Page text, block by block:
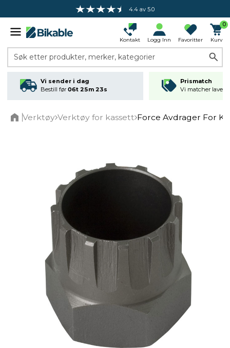
4.4 av 5.0
Kontakt Logg Inn Favoritter
0
Kurv
Søk etter produkter, merker, kategorier
Vi sender i dag
Bestill før 06t 25m 23s
Prismatch
Vi matcher
Verktøy Verktøy for kassett Force Avdrager For